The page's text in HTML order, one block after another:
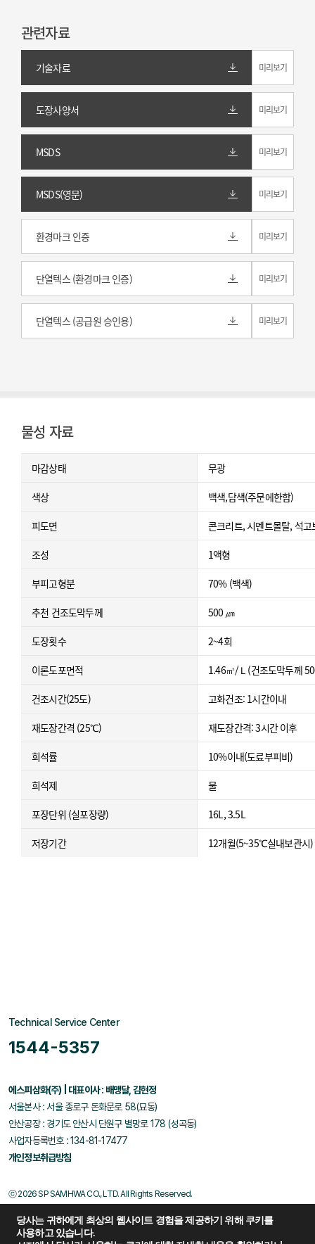
관련자료
기술자료 미리보기
도장사양서 미리보기
MSDS 미리보기
MSDS(영문) 미리보기
환경마크 인증 미리보기
단열텍스 (환경마크 인증) 미리보기
단열텍스 (공급원 승인용) 미리보기
물성 자료
마감상태 무광
색상 백색,담색(주문에한함)
피도면 콘크리트, 시멘트몰탈, 석고
조성 1액형
부피고형분 70% (백색)
추천 건조도막두께 500 ㎛
도장횟수 2~4회
이론도포면적 1.46㎡/Ｌ(건조도막두께
건조시간(25도) 고화건조: 1시간이내
재도장간격 (25℃) 재도장간격: 3시간 이후
희석률 10%이내(도료부피비)
희석제 물
포장단위 (실포장량) 16L, 3.5L
저장기간 12개월(5~35℃실내보관시)
Technical Service Center
1544-5357
에스피삼화(주) | 대표이사 : 배맹달, 김현정
서울본사 : 서울 종로구 돈화문로 58(묘동)
안산공장 : 경기도 안산시 단원구 별망로 178 (성곡동)
사업자등록번호 : 134-81-17477
개인정보취급방침
ⓒ 2026 SP SAMHWA CO., LTD. All Rights Reserved.
당사는 귀하에게 최상의 웹사이트 경험을 제공하기 위해 쿠키를
사용하고 있습니다.